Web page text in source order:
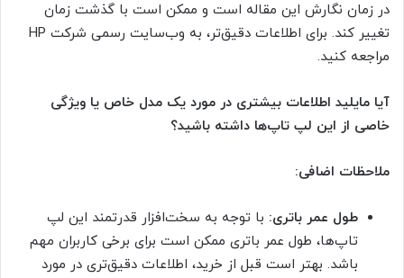
در زمان نگارش این مقاله است و ممکن است با گذشت زمان
تغییر کند. برای اطلاعات دقیق‌تر، به وب‌سایت رسمی شرکت HP
مراجعه کنید.
آیا مایلید اطلاعات بیشتری در مورد یک مدل خاص یا ویژگی
خاصی از این لپ تاپ‌ها داشته باشید؟
ملاحظات اضافی:
طول عمر باتری: با توجه به سخت‌افزار قدرتمند این لپ
تاپ‌ها، طول عمر باتری ممکن است برای برخی کاربران مهم
باشد. بهتر است قبل از خرید، اطلاعات دقیق‌تری در مورد